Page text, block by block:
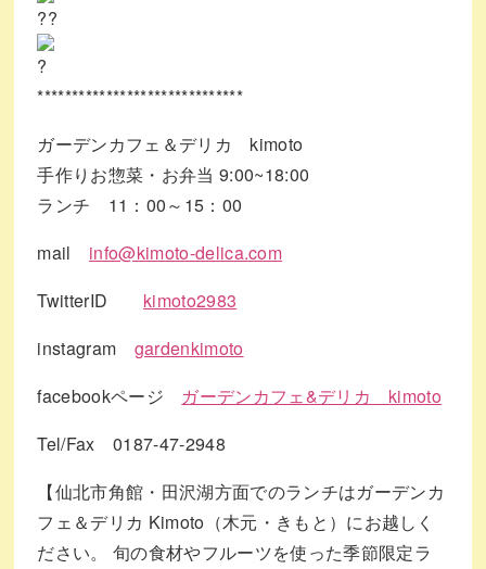
******************************
ガーデンカフェ＆デリカ kimoto
手作りお惣菜・お弁当 9:00~18:00
ランチ 11：00～15：00
mail info@kimoto-delica.com
TwitterID kimoto2983
instagram gardenkimoto
facebookページ ガーデンカフェ&デリカ kimoto
Tel/Fax 0187-47-2948
【仙北市角館・田沢湖方面でのランチはガーデンカ
フェ＆デリカ Kimoto（木元・きもと）にお越しく
ださい。 旬の食材やフルーツを使った季節限定ラ